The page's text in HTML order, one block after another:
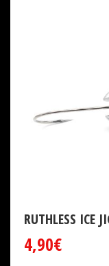
RUTHLESS ICE
4,90€